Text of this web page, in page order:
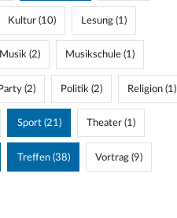
Kultur (10) Lesung (1)
Musik (2) Musikschule (1)
Party (2) Politik (2) Religion (1)
Sport (21) Theater (1)
Treffen (38) Vortrag (9)